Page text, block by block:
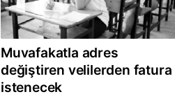
Muvafakatla adres
değiştiren velilerden fatura
istenecek